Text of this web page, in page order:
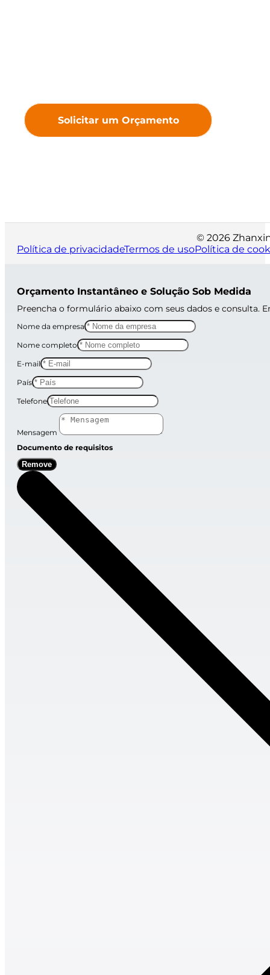
Solicitar um Orçamento
© 2026
Política de privacidadeTermos de usoPolítica de
Orçamento Instantâneo e Solução Sob Medida
Preencha o formulário abaixo com seus dados e consulta.
Nome da empresa
Nome completo
E-mail
País
Telefone
Mensagem
Documento de requisitos
Remove